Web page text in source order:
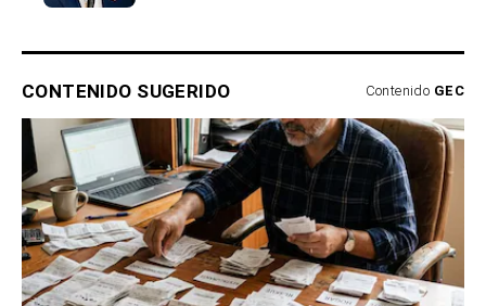
CONTENIDO SUGERIDO Contenido GEC